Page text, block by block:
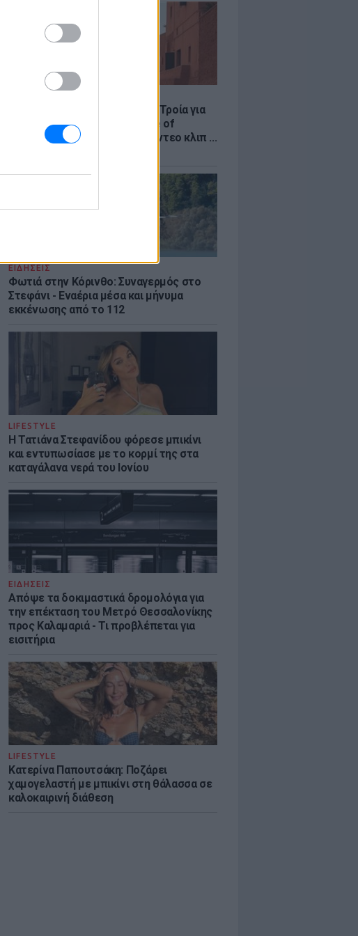
Το μαροκινό χωριό που έγινε Τροία για
τον Nolan, Yunkai για το Game of
Thrones και σκηνικό για το βίντεο κλιπ ...
ΕΙΔΗΣΕΙΣ
Φωτιά στην Κόρινθο: Συναγερμός στο
Στεφάνι - Εναέρια μέσα και μήνυμα
εκκένωσης από το 112
LIFESTYLE
Η Τατιάνα Στεφανίδου φόρεσε μπικίνι
και εντυπωσίασε με το κορμί της στα
καταγάλανα νερά του Ιονίου
ΕΙΔΗΣΕΙΣ
Απόψε τα δοκιμαστικά δρομολόγια για
την επέκταση του Μετρό Θεσσαλονίκης
προς Καλαμαριά - Τι προβλέπεται για
εισιτήρια
LIFESTYLE
Κατερίνα Παπουτσάκη: Ποζάρει
χαμογελαστή με μπικίνι στη θάλασσα σε
καλοκαιρινή διάθεση